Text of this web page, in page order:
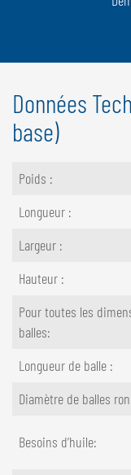
Données
base)
Poids :
Longueur :
Largeur :
Hauteur :
Pour toutes les
balles:
Longueur de balle :
Diamètre de balles
Besoins d’huile: